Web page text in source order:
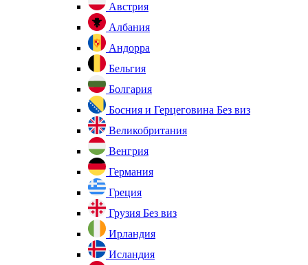
Австрия
Албания
Андорра
Бельгия
Болгария
Босния и Герцеговина Без виз
Великобритания
Венгрия
Германия
Греция
Грузия Без виз
Ирландия
Исландия